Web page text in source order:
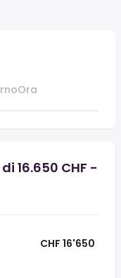
Ora
16.650 CHF -
CHF 16'650